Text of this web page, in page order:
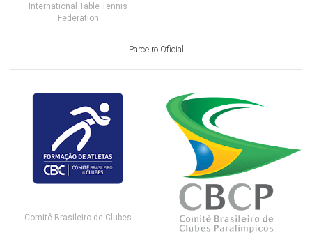
International Table Tennis
Federation
Parceiro Oficial
Comitê Brasileiro de Clubes